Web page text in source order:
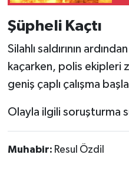
Şüpheli Kaçtı
Silahlı saldırının
kaçarken, polis ekipleri
geniş çaplı çalışma
Olayla ilgili soruşturma
Muhabir: Resul Özdil